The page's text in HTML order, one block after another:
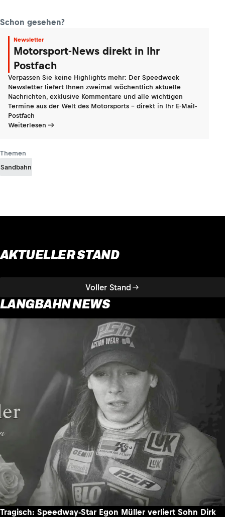
Schon gesehen?
Newsletter
Motorsport-News direkt in Ihr
Postfach
Verpassen Sie keine Highlights mehr: Der Speedweek
Newsletter liefert Ihnen zweimal wöchentlich aktuelle
Nachrichten, exklusive Kommentare und alle wichtigen
Termine aus der Welt des Motorsports - direkt in Ihr E-Mail-
Postfach
Weiterlesen
Themen
Sandbahn
AKTUELLER STAND
Voller Stand
LANGBAHN NEWS
Tragisch: Speedway-Star Egon Müller verliert Sohn Dirk